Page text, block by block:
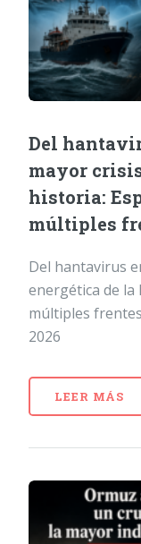
Del
mayor
historia:
múltiples
Del hantavirus
energética de la
múltiples
2026
LEER MÁS